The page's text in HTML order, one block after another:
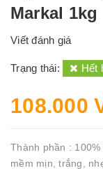
Markal 1kg
Viết đánh giá
Trạng thái: Hết
108.000
Thành phần :
mềm mịn, trắng,